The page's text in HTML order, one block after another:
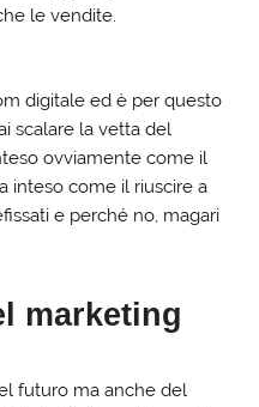
le vendite.
digitale ed è per questo
scalare la vetta del
ovviamente come il
inteso come il riuscire a
e perché no, magari
marketing
futuro ma anche del